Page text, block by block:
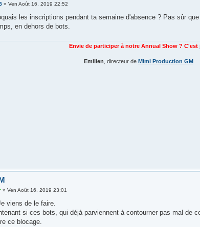
» Ven Août 16, 2019 22:52
les inscriptions pendant ta semaine d'absence ? Pas sûr
en dehors de bots.
Envie de participer à notre Annual Show ? C'est
Emilien , directeur de Mimi Production GM.
» Ven Août 16, 2019 23:01
viens de le faire.
si ces bots, qui déjà parviennent à contourner pas mal de
ce blocage.